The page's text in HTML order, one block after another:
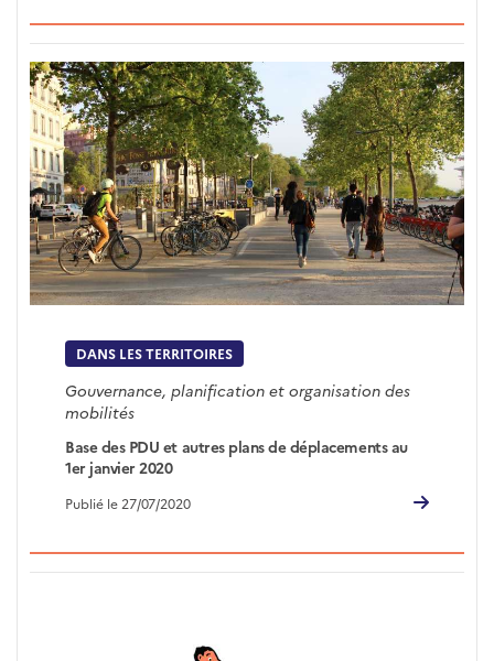
DANS LES TERRITOIRES
Gouvernance, planification et organisation des
mobilités
Base des PDU et autres plans de déplacements au
1er janvier 2020
Publié le 27/07/2020